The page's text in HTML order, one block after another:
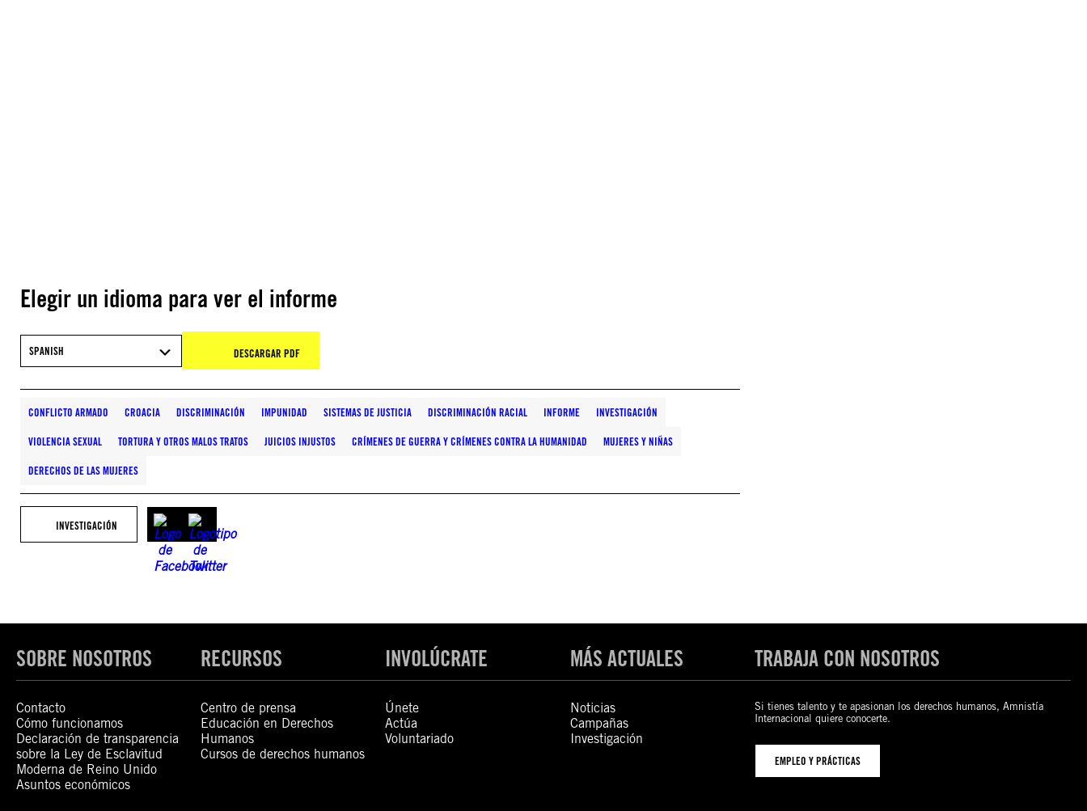
Elegir un idioma para ver el informe
SPANISH DESCARGAR PDF
CONFLICTO ARMADO CROACIA DISCRIMINACIÓN IMPUNIDAD SISTEMAS DE JUSTICIA DISCRIMINACIÓN RACIAL INFORME INVESTIGACIÓN
VIOLENCIA SEXUAL TORTURA Y OTROS MALOS TRATOS JUICIOS INJUSTOS CRÍMENES DE GUERRA Y CRÍMENES CONTRA LA HUMANIDAD MUJERES Y NIÑAS
DERECHOS DE LAS MUJERES
INVESTIGACIÓN
SOBRE NOSOTROS
Contacto
Cómo funcionamos
Declaración de transparencia
sobre la Ley de Esclavitud
Moderna de Reino Unido
Asuntos económicos
RECURSOS
Centro de prensa
Educación en Derechos
Humanos
Cursos de derechos humanos
INVOLÚCRATE
Únete
Actúa
Voluntariado
MÁS ACTUALES
Noticias
Campañas
Investigación
TRABAJA CON NOSOTROS
Si tienes talento y te apasionan los derechos humanos, Amnistía
Internacional quiere conocerte.
EMPLEO Y PRÁCTICAS